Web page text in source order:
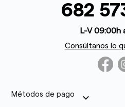
682
L-V 09:00h
Consúltanos lo
Métodos de pago keyboard_arrow_down